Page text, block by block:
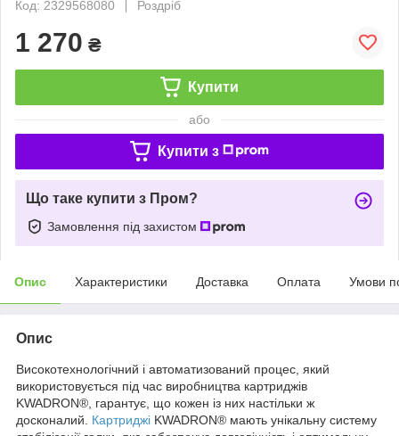
Код: 2329568080
Роздріб
1 270 ₴
Купити
або
Купити з
Що таке купити з Пром?
Замовлення під захистом
Опис Характеристики Доставка Оплата Умови
Опис
Високотехнологічний і автоматизований процес, який
використовується під час виробництва картриджів
KWADRON®, гарантує, що кожен із них настільки ж
досконалий. Картриджі KWADRON® мають унікальну систему